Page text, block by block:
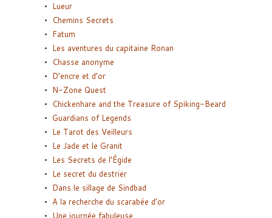
Lueur
Chemins Secrets
Fatum
Les aventures du capitaine Ronan
Chasse anonyme
D’encre et d’or
N-Zone Quest
Chickenhare and the Treasure of Spiking-Beard
Guardians of Legends
Le Tarot des Veilleurs
Le Jade et le Granit
Les Secrets de l’Égide
Le secret du destrier
Dans le sillage de Sindbad
A la recherche du scarabée d’or
Une journée fabuleuse